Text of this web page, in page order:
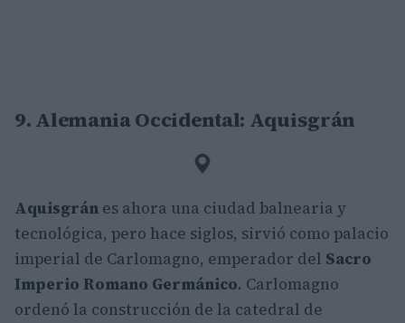
9. Alemania Occidental: Aquisgrán
Aquisgrán es ahora una ciudad balnearia y
tecnológica, pero hace siglos, sirvió como palacio
imperial de Carlomagno, emperador del Sacro
Imperio Romano Germánico. Carlomagno
ordenó la construcción de la catedral de